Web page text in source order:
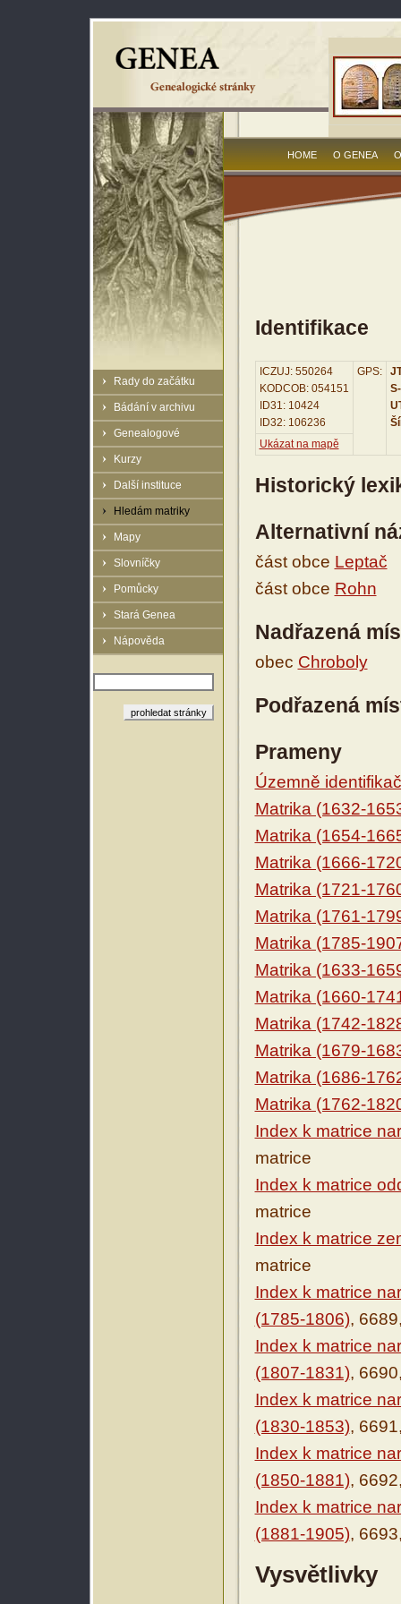
Rady do začátku
Bádání v archivu
Genealogové
Kurzy
Další instituce
Hledám matriky
Mapy
Slovníčky
Pomůcky
Stará Genea
Nápověda
HOME O GENEA
Identifikace
ICZUJ: 550264
KODCOB: 054151
ID31: 10424
ID32: 106236
GPS:
Ukázat na mapě
Historický
Alternativní
část obce Leptač
část obce Rohn
Nadřazená
obec Chroboly
Podřazená
Prameny
Územně
Matrika (1632-
Matrika (1654-
Matrika (1666-
Matrika (1721-
Matrika (1761-
Matrika (1785-
Matrika (1633-
Matrika (1660-
Matrika (1742-
Matrika (1679-
Matrika (1686-
Matrika (1762-
Index k matrice
matrice
Index k matrice
matrice
Index k matrice
matrice
Index k matrice
(1785-1806),
Index k matrice
(1807-1831),
Index k matrice
(1830-1853),
Index k matrice
(1850-1881),
Index k matrice
(1881-1905),
Vysvětlivky